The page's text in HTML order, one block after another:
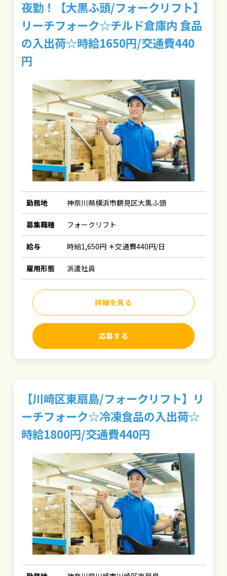
夜勤！【大黒ふ頭/フォークリフト】
リーチフォーク☆チルド倉庫内 食品
の入出荷☆時給1650円/交通費440
円
勤務地 神奈川県横浜市鶴見区大黒ふ頭
募集職種 フォークリフト
給与 時給1,650円 ＊交通費440円/日
雇用形態 派遣社員
詳細を見る
応募する
【川崎区東扇島/フォークリフト】リ
ーチフォーク☆冷凍食品の入出荷☆
時給1800円/交通費440円